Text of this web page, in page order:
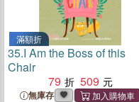
滿額折
35.I Am the Boss of this
Chair
79
509
無庫存